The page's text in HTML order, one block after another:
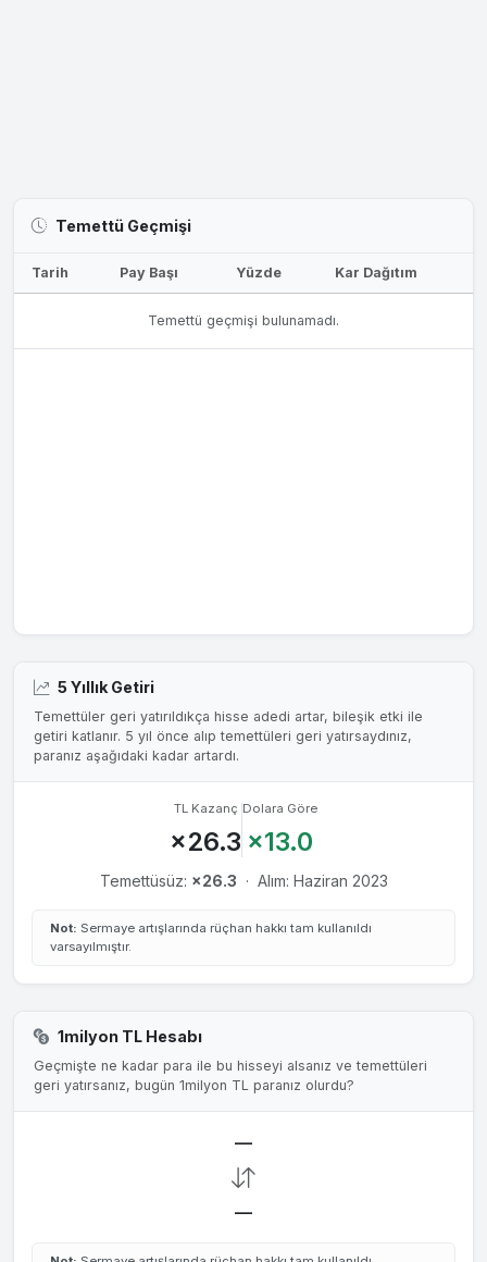
Temettü Geçmişi
Tarih Pay Başı Yüzde Kar Dağıtım
Temettü geçmişi bulunamadı.
5 Yıllık Getiri
Temettüler geri yatırıldıkça hisse adedi artar, bileşik etki ile
getiri katlanır. 5 yıl önce alıp temettüleri geri yatırsaydınız,
paranız aşağıdaki kadar artardı.
TL Kazanç
×26.3
Dolara Göre
×13.0
Temettüsüz: ×26.3 · Alım: Haziran 2023
Not: Sermaye artışlarında rüçhan hakkı tam kullanıldı
varsayılmıştır.
1milyon TL Hesabı
Geçmişte ne kadar para ile bu hisseyi alsanız ve temettüleri
geri yatırsanız, bugün 1milyon TL paranız olurdu?
—
—